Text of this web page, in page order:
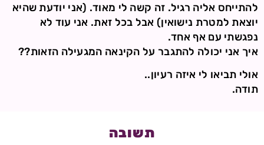
להתייחס אליה רגיל. זה קשה לי מאוד. (אני יודעת שהיא
יוצאת למטרת נישואין) אבל בכל זאת. אני עוד לא
נפגשתי עם אף אחד.
איך אני יכולה להתגבר על הקינאה המגעילה הזאות??
אולי תביאו לי איזה רעיון..
תודה.
תשובה